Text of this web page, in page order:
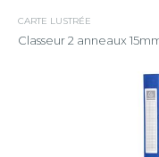
CARTE LUSTRÉE
Classeur 2 anneaux